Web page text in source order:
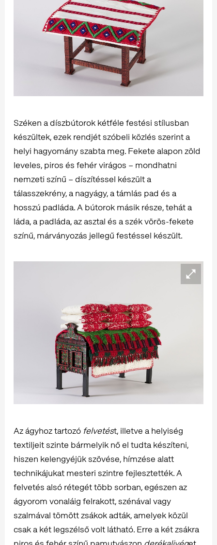
Széken a díszbútorok kétféle festési stílusban
készültek, ezek rendjét szóbeli közlés szerint a
helyi hagyomány szabta meg. Fekete alapon zöld
leveles, piros és fehér virágos – mondhatni
nemzeti színű – díszítéssel készült a
tálasszekrény, a nagyágy, a támlás pad és a
hosszú padláda. A bútorok másik része, tehát a
láda, a padláda, az asztal és a szék vörös-fekete
színű, márványozás jellegű festéssel készült.
Az ágyhoz tartozó felvetést, illetve a helyiség
textiljeit szinte bármelyik nő el tudta készíteni,
hiszen kelengyéjük szövése, hímzése alatt
technikájukat mesteri szintre fejlesztették. A
felvetés alsó rétegét több sorban, egészen az
ágyorom vonaláig felrakott, szénával vagy
szalmával tömött zsákok adták, amelyek közül
csak a két legszélső volt látható. Erre a két zsákra